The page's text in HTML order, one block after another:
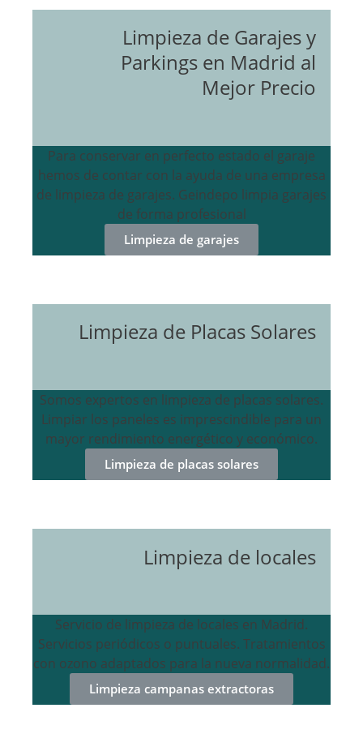
Limpieza de Garajes y
Parkings en Madrid al
Mejor Precio
Para conservar en perfecto estado el garaje
hemos de contar con la ayuda de una empresa
de limpieza de garajes. Geindepo limpia garajes
de forma profesional
Limpieza de garajes
Limpieza de Placas Solares
Somos expertos en limpieza de placas solares.
Limpiar los paneles es imprescindible para un
mayor rendimiento energético y económico.
Limpieza de placas solares
Limpieza de locales
Servicio de limpieza de locales en Madrid.
Servicios periódicos o puntuales. Tratamientos
con ozono adaptados para la nueva normalidad.
Limpieza campanas extractoras